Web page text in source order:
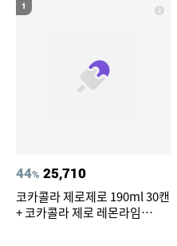
1
44% 25,710
코카콜라 제로제로 190ml 30캔
+ 코카콜라 제로 레몬라임